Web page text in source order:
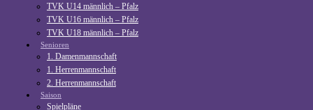
TVK U14 männlich – Pfalz
TVK U16 männlich – Pfalz
TVK U18 männlich – Pfalz
Senioren
1. Damenmannschaft
1. Herrenmannschaft
2. Herrenmannschaft
Saison
Spielpläne